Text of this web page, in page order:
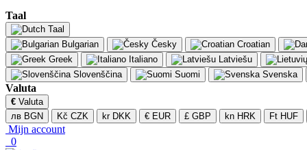
Taal
Taal
Bulgarian
Česky
Croatian
Greek
Italiano
Latviešu
Slovenščina
Suomi Svenska
Valuta
€ Valuta
лв BGN
Kč CZK kr DKK € EUR £ GBP kn HRK Ft HUF
Mijn account
0